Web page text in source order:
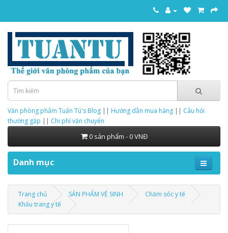
Văn phòng phẩm Tuấn Tú's Blog || Hướng dẫn mua hàng || Câu hỏi
thường gặp || Chi phí vận chuyển
0 sản phẩm - 0 VNĐ
Danh mục
Trang chủ SẢN PHẨM VỆ SINH
Chăm sóc y tế
Khẩu trang y tế